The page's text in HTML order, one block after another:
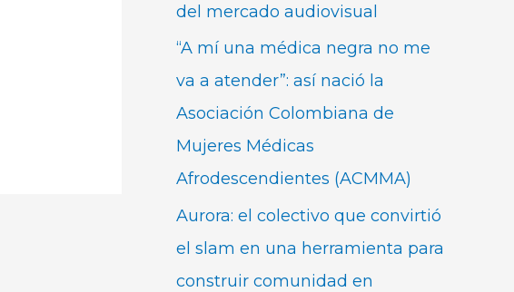
del mercado audiovisual
“A mí una médica negra no me
va a atender”: así nació la
Asociación Colombiana de
Mujeres Médicas
Afrodescendientes (ACMMA)
Aurora: el colectivo que convirtió
el slam en una herramienta para
construir comunidad en